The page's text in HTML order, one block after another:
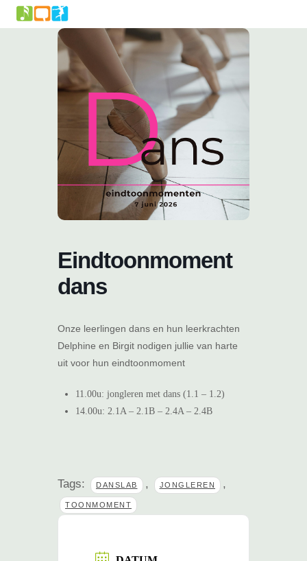
Skip
to
Eindtoonmoment
dans
Onze leerlingen dans en hun leerkrachten
Delphine en Birgit nodigen jullie van harte
uit voor hun eindtoonmoment
11.00u: jongleren met dans (1.1 – 1.2)
14.00u: 2.1A – 2.1B – 2.4A – 2.4B
Tags: DANSLAB , JONGLEREN ,
TOONMOMENT